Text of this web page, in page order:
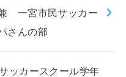
一宮市民サッカー
さんの部
ッカースクール学年